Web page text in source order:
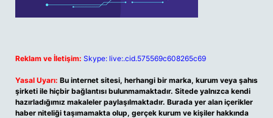
Reklam ve İletişim: Skype: live:.cid.575569c608265c69
Yasal Uyarı: Bu internet sitesi, herhangi bir marka, kurum veya şahıs
şirketi ile hiçbir bağlantısı bulunmamaktadır. Sitede yalnızca kendi
hazırladığımız makaleler paylaşılmaktadır. Burada yer alan içerikler
haber niteliği taşımamakta olup, gerçek kurum ve kişiler hakkında